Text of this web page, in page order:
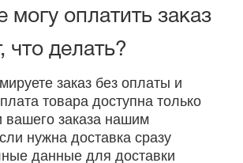
могу оплатить заказ
что делать?
заказ без оплаты и
товара доступна только
вашего заказа нашим
нужна доставка сразу
данные для доставки